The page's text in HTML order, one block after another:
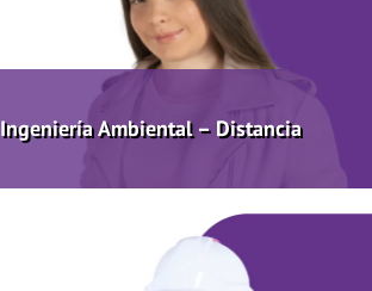
Ingeniería Ambiental – Distancia